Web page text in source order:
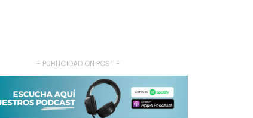
- PUBLICIDAD ON POST -